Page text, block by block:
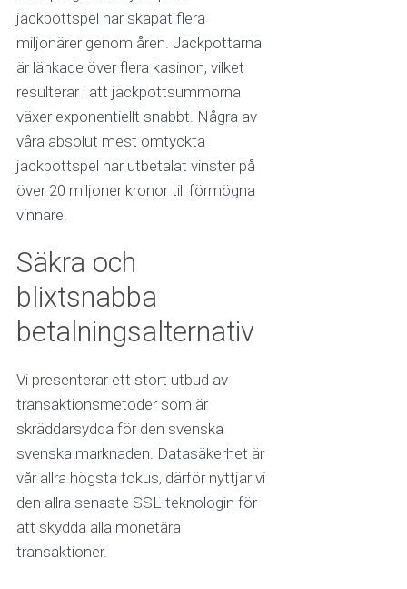
jackpottspel har skapat flera
miljonärer genom åren. Jackpottarna
är länkade över flera kasinon, vilket
resulterar i att jackpottsummorna
växer exponentiellt snabbt. Några av
våra absolut mest omtyckta
jackpottspel har utbetalat vinster på
över 20 miljoner kronor till förmögna
vinnare.
Säkra och
blixtsnabba
betalningsalternativ
Vi presenterar ett stort utbud av
transaktionsmetoder som är
skräddarsydda för den svenska
svenska marknaden. Datasäkerhet är
vår allra högsta fokus, därför nyttjar vi
den allra senaste SSL-teknologin för
att skydda alla monetära
transaktioner.